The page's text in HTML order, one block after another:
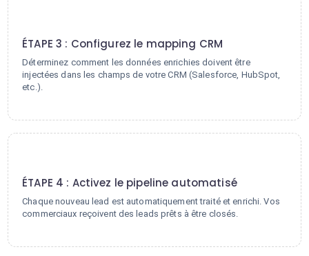
ÉTAPE 3 : Configurez le mapping CRM
Déterminez comment les données enrichies doivent être
injectées dans les champs de votre CRM (Salesforce, HubSpot,
etc.).
ÉTAPE 4 : Activez le pipeline automatisé
Chaque nouveau lead est automatiquement traité et enrichi. Vos
commerciaux reçoivent des leads prêts à être closés.